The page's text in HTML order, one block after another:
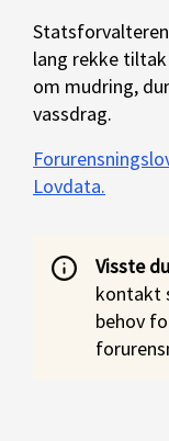
lang rekke
om mudring,
vassdrag.
Lovdata.
Visste
kontakt
behov